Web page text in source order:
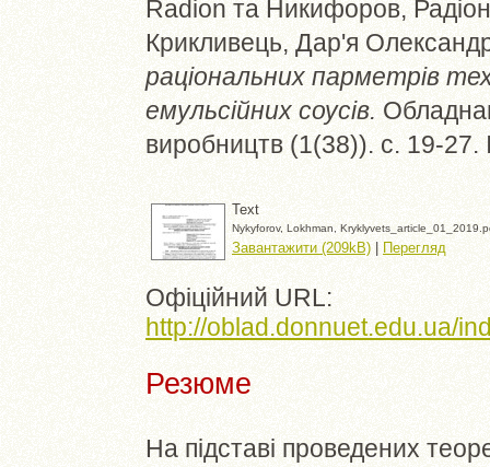
Radion та Никифоров,
Крикливець, Дар'я
раціональних парметрів
емульсійних соусів.
виробництв (1(38)). с. 19-27.
Text
Nykyforov, Lokhman,
Завантажити (209kB) | Перегляд
Офіційний URL:
http://oblad.donnuet.edu.ua/
Резюме
На підставі проведених